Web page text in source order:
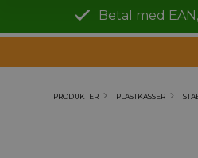
Betal med
PRODUKTER PLASTKASSER